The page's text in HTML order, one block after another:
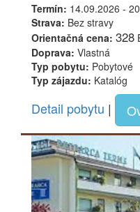
Termín: 14.09.2026 -
Strava: Bez stravy
Orientačná cena: 328
Doprava: Vlastná
Typ pobytu: Pobytové
Typ zájazdu: Katalóg
Detail pobytu |